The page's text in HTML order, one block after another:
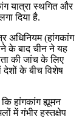
यात्रा स्‍थगित और
दिया है.
अधिनियम (हांगकांग
के बाद चीन ने यह
की जांच के लिए
देशों के बीच विशेष
हांगकांग ह्यूमन
में गंभीर हस्‍तक्षेप